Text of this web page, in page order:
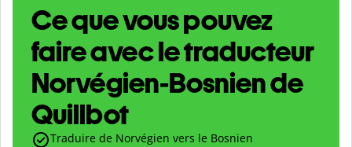
Ce que vous pouvez
faire avec le traducteur
Norvégien-Bosnien de
Quillbot
Traduire de Norvégien vers le Bosnien